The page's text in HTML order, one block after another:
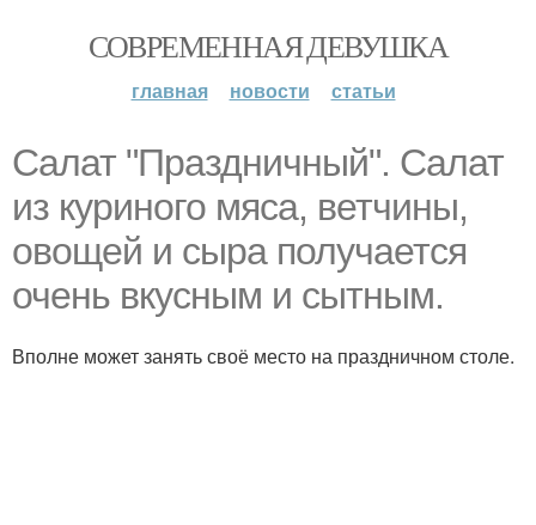
СОВРЕМЕННАЯ ДЕВУШКА
главная новости статьи
Салат "Праздничный". Салат
из куриного мяса, ветчины,
овощей и сыра получается
очень вкусным и сытным.
Вполне может занять своё место на праздничном столе.